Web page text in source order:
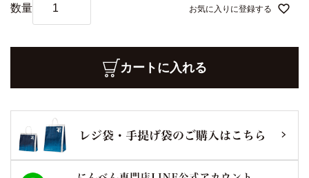
お気に入りに登録する
カートに入れる